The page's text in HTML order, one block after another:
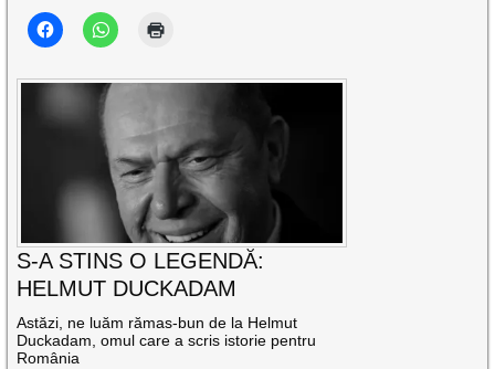
S-A STINS O LEGENDĂ:
HELMUT DUCKADAM
Astăzi, ne luăm rămas-bun de la Helmut
Duckadam, omul care a scris istorie pentru
România